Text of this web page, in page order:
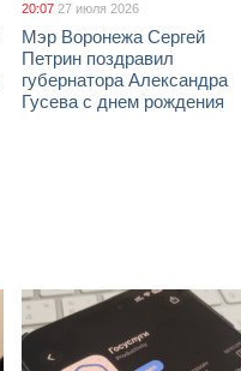
20:07 27 июля 2026
Мэр Воронежа Сергей
Петрин поздравил
губернатора Александра
Гусева с днем рождения